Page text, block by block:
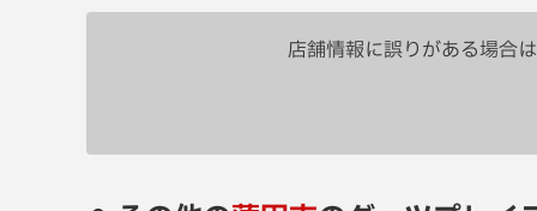
店舗情報に誤りがある場合